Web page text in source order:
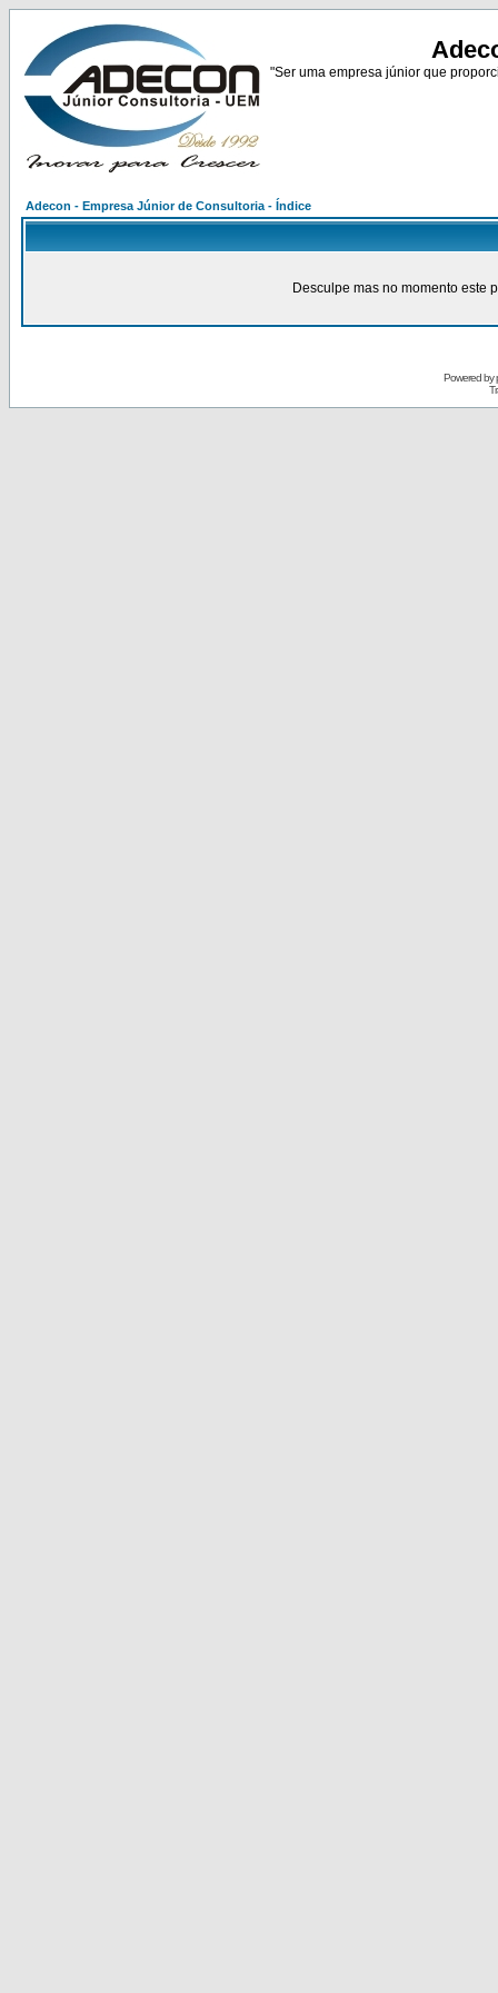
"Ser uma empresa júnior que
Adecon - Empresa Júnior de Consultoria - Índice
Desculpe mas no momento este
Powered by